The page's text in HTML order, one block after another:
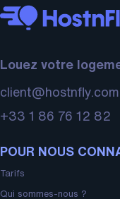
Louez votre
client@hostnfly.com
+33 1 86 76 12 82
POUR NOUS
Tarifs
Qui sommes-nous ?